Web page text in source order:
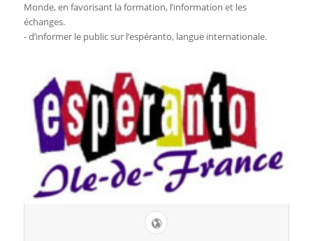
Monde, en favorisant la formation, l’information et les
échanges.
- d’informer le public sur l’espéranto, langue internationale.